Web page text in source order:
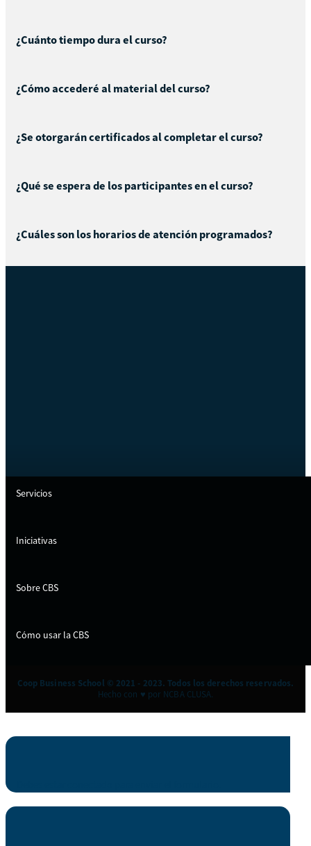
¿Cuánto tiempo dura el curso?
¿Cómo accederé al material del curso?
¿Se otorgarán certificados al completar el curso?
¿Qué se espera de los participantes en el curso?
¿Cuáles son los horarios de atención programados?
Servicios
Iniciativas
Sobre CBS
Cómo usar la CBS
Coop Business School © 2021 - 2023. Todos los derechos reservados.
Hecho con ♥ por NCBA CLUSA.